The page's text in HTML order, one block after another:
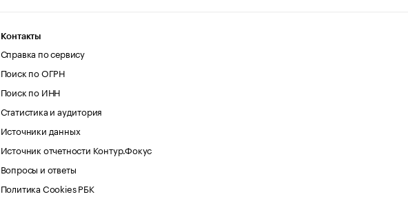
Контакты
Справка по сервису
Поиск по ОГРН
Поиск по ИНН
Статистика и аудитория
Источники данных
Источник отчетности Контур.Фокус
Вопросы и ответы
Политика Cookies РБК